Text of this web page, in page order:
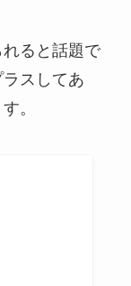
ると話題で
スしてあ
。